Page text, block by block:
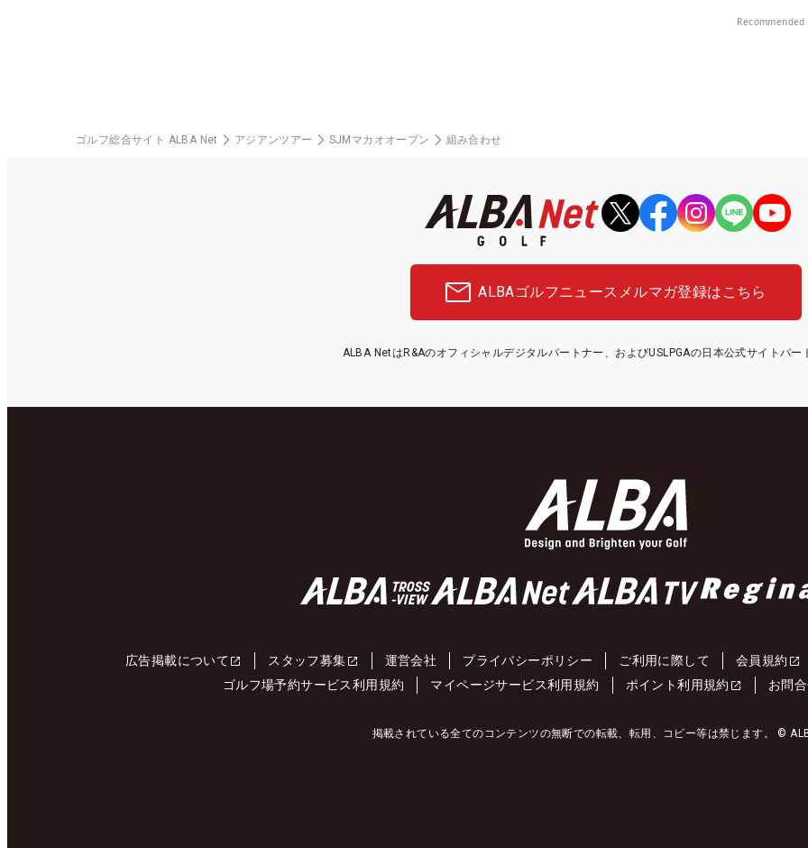
Recommended
ゴルフ総合サイト ALBA Net アジアンツアー SJMマカオオープン 組み合わせ
ALBAゴルフニュース メルマガ登録はこちら
ALBA NetはR&Aのオフィシャルデジタルパートナー、およびUSLPGAの日本公式サイトパー
広告掲載について スタッフ募集 運営会社 プライバシーポリシー ご利用に際して 会員規約
ゴルフ場予約サービス利用規約
マイページサービス利用規約 ポイント利用規約 お問
掲載されている全てのコンテンツの無断での転載、転用、コピー等は禁じます。 ©